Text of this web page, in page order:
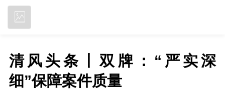
清风头条丨双牌：“严实深
细”保障案件质量